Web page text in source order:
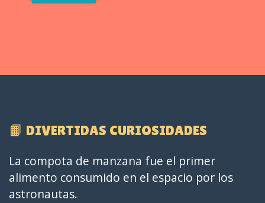
📙 DIVERTIDAS CURIOSIDADES
La compota de manzana fue el primer
alimento consumido en el espacio por los
astronautas.